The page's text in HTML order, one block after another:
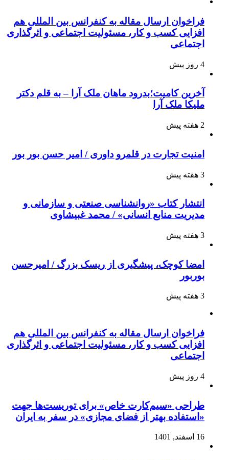
فراخوان ارسال مقاله به کنفرانس بین المللی هم
افزایی کسب و کار، مسئولیت اجتماعی و اثرگذاری
اجتماعی
4 روز پیش
آخرین کامیت؛بدرود ماهان ملک آرا – به قلم دکتر
ملیکا ملک آرا
2 هفته پیش
امنیت تجارت در قلمرو داوری / امیر حسن بور بور
3 هفته پیش
انتشار کتاب «روانشناسی صنعتی و سازمانی و
مدیریت منابع انسانی» / محمد غبیشاوی
3 هفته پیش
امضا کوچک، پیشگیری از ریسک بزرگ / امیرحسن
بوربور
3 هفته پیش
فراخوان ارسال مقاله به کنفرانس بین المللی هم
افزایی کسب و کار، مسئولیت اجتماعی و اثرگذاری
اجتماعی
4 روز پیش
طراحی «سیم‌کارت خاص» برای توریست‌ها جهت
«استفاده بهتر از فضای مجازی» در سفر به ایران
16 اسفند, 1401